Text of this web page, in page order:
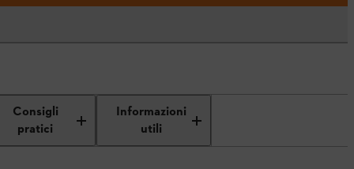
Consigli
pratici
Informazioni
utili